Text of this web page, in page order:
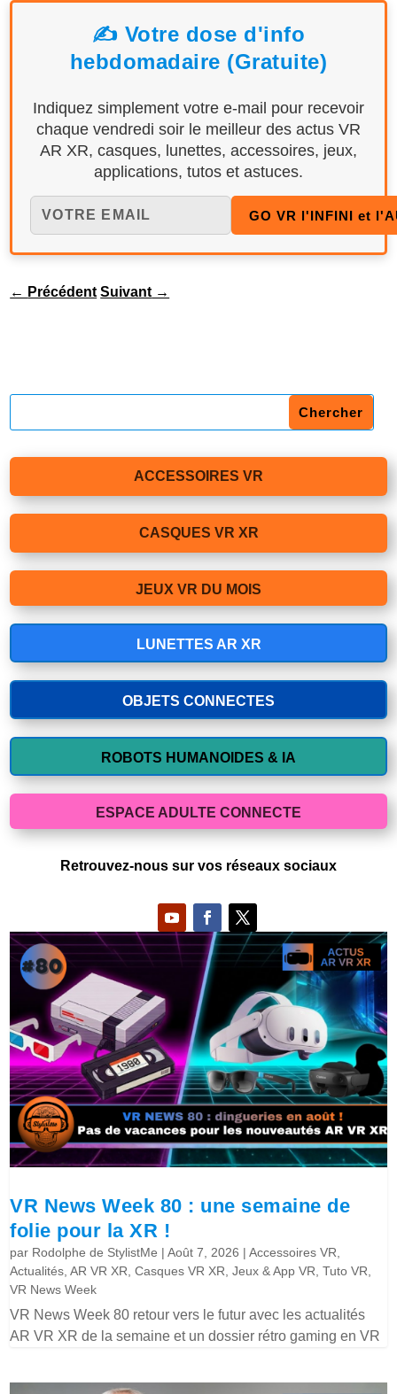
✍️ Votre dose d'info
hebdomadaire (Gratuite)
Indiquez simplement votre e-mail pour recevoir
chaque vendredi soir le meilleur des actus VR
AR XR, casques, lunettes, accessoires, jeux,
applications, tutos et astuces.
← Précédent Suivant→
ACCESSOIRES VR
CASQUES VR XR
JEUX VR DU MOIS
LUNETTES AR XR
OBJETS CONNECTES
ROBOTS HUMANOIDES & IA
ESPACE ADULTE CONNECTE
Retrouvez-nous sur vos réseaux sociaux
VR News Week 80 : une semaine de
folie pour la XR !
par Rodolphe de StylistMe |Août 7, 2026 |Accessoires VR
Actualités ,AR VR XR ,Casques VR XR ,Jeux & App VR ,Tuto VR
VR News Week
VR News Week 80 retour vers le futur avec les actualités
AR VR XR de la semaine et un dossier rétro gaming en VR